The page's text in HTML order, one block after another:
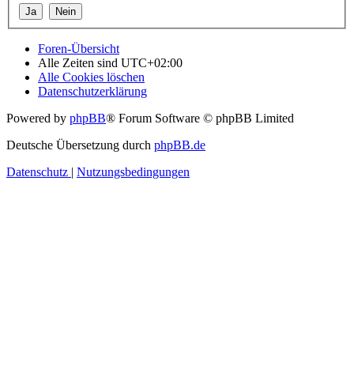
Foren-Übersicht
Alle Zeiten sind UTC+02:00
Alle Cookies löschen
Datenschutzerklärung
Powered by phpBB® Forum Software © phpBB Limited
Deutsche Übersetzung durch phpBB.de
Datenschutz | Nutzungsbedingungen